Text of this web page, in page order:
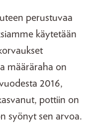
perustuvaa
käytetään
määräraha on
2016,
pottiin on
syönyt sen arvoa.